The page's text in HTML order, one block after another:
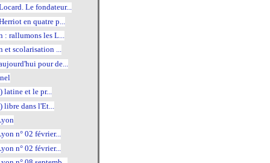
Le fondateur...
en quatre p...
: rallumons les L...
et scolarisation ...
pour de...
latine et le pr...
dans l'Et...
n° 02 février...
n° 02 février...